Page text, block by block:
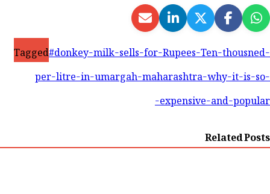
Tagged#donkey-milk-sells-for-Rupees-Ten-thousned-
per-litre-in-umargah-maharashtra-why-it-is-so-
expensive-and-popular-
Related Posts